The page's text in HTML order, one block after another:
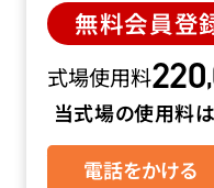
無料会員登
式場使用料220,
当式場の使用料
電話をかける